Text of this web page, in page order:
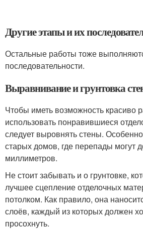
Другие этапы и их
Остальные работы тоже
последовательности.
Выравнивание и грунтовка
Чтобы иметь возможность красиво
использовать понравившиеся
следует выровнять стены.
старых домов, где перепады могут
миллиметров.
Не стоит забывать и о грунтовке,
лучшее сцепление отделочных
потолком. Как правило, она
слоёв, каждый из которых должен
просохнуть.